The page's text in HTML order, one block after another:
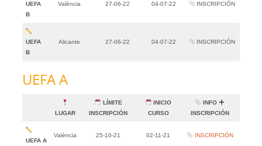
UEFA
B
València 27-06-22 04-07-22 INSCRIPCIÓN
UEFA
B
Alicante 27-06-22 04-07-22 INSCRIPCIÓN
UEFA A
LUGAR
LÍMITE
INSCRIPCIÓN
INICIO
CURSO
INFO
INSCRIPCIÓN
UEFA A
València 25-10-21 02-11-21 INSCRIPCIÓN